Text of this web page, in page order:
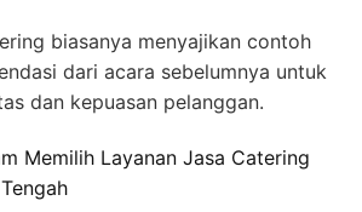
biasanya menyajikan contoh
dari acara sebelumnya untuk
dan kepuasan pelanggan.
Memilih Layanan Jasa Catering